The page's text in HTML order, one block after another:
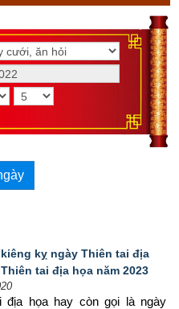
kỵ ngày Thiên tai địa
tai địa họa năm 2023
địa họa hay còn gọi là ngày